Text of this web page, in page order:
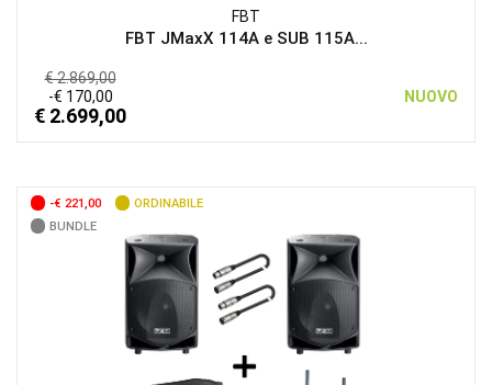
FBT
FBT JMaxX 114A e SUB 115A...
€ 2.869,00
-€ 170,00
€ 2.699,00
NUOVO
-€ 221,00
ORDINABILE
BUNDLE